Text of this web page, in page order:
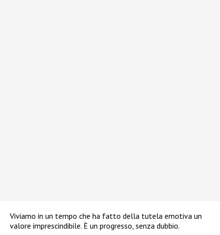
Viviamo in un tempo che ha fatto della tutela emotiva un
valore imprescindibile. È un progresso, senza dubbio.